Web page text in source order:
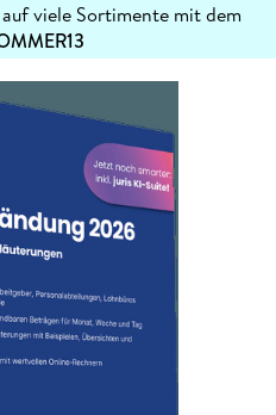
viele Sortimente mit dem